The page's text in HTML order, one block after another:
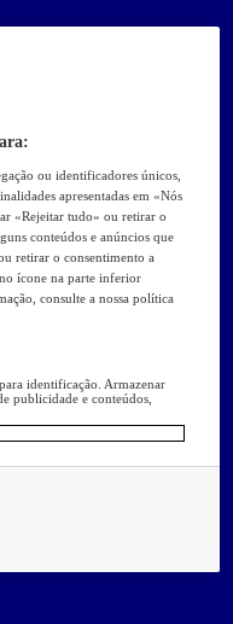
ou identificadores únicos,
apresentadas em «Nós
«Rejeitar tudo» ou retirar o
conteúdos e anúncios que
retirar o consentimento a
ícone na parte inferior
consulte a nossa política
identificação. Armazenar
publicidade e conteúdos,